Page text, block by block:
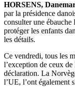
HORSENS,
par la présidence
consulter une
protéger les enfants
les détails.
Ce vendredi, tous les
l’exception de ceux
déclaration. La
l’UE, l’ont également